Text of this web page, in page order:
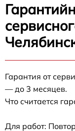
Гарантия от
— до 3 месяцев.
Что считается
Для работ: